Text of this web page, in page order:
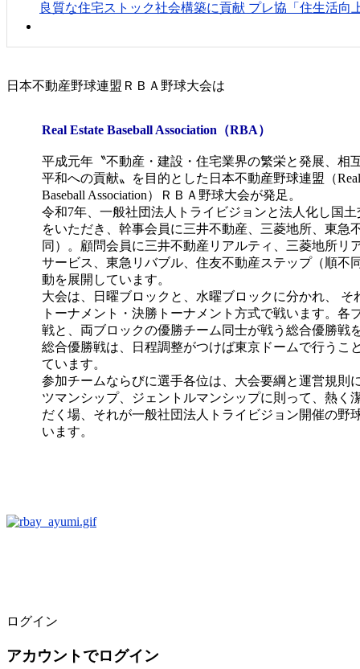
良質な住宅ストック社会構築に貢献 プレ協「住生活向
日本不動産野球連盟ＲＢＡ野球大会は
Real Estate Baseball Association（RBA）
平成元年〝不動産・建設・住宅業界の繁栄と発展、相
平和への貢献〟を目的とした日本不動産野球連盟（Real
Baseball Association）ＲＢＡ野球大会が発足。
令和7年、一般社団法人トライビジョンと法人化し国
をいただき、幹事会員に三井不動産、三菱地所、東急
同）。顧問会員に三井不動産リアルティ、三菱地所リ
サービス、東急リバブル、住友不動産ステップ（順不
動を展開しています。
大会は、日曜ブロックと、水曜ブロックに分かれ、 そ
トーナメント・決勝トーナメント方式で戦います。各
戦と、両ブロックの優勝チーム同士が戦う総合優勝戦
総合優勝戦は、日程調整がつけば東京ドームで行うこ
ています。
参加チームならびに選手各位は、大会要綱と運営規則
ツマンシップ、ジェントルマンシップに則って、熱く
だく場、それが一般社団法人トライビジョン開催の野
います。
ログイン
アカウントでログイン